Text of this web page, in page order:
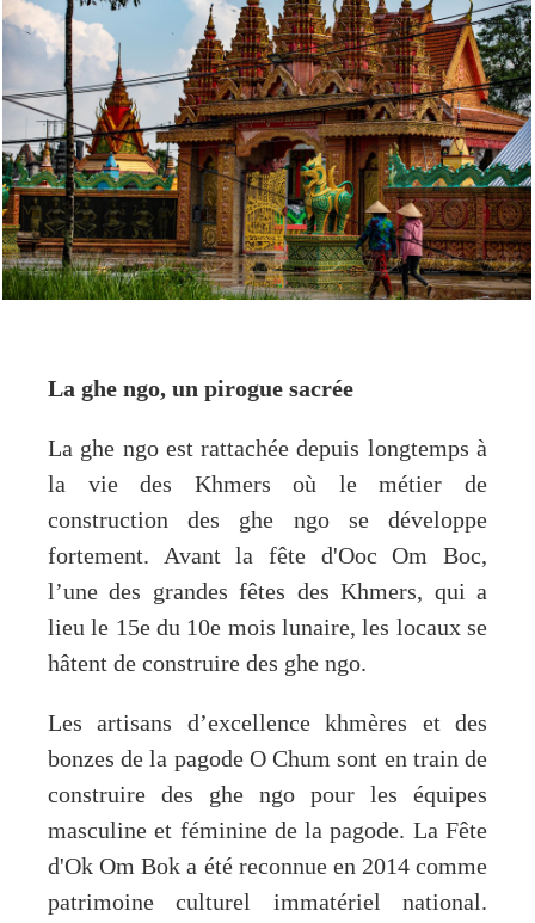
La ghe ngo, un pirogue sacrée
La ghe ngo est rattachée depuis longtemps à
la vie des Khmers où le métier de
construction des ghe ngo se développe
fortement. Avant la fête d'Ooc Om Boc,
l’une des grandes fêtes des Khmers, qui a
lieu le 15e du 10e mois lunaire, les locaux se
hâtent de construire des ghe ngo.
Les artisans d’excellence khmères et des
bonzes de la pagode O Chum sont en train de
construire des ghe ngo pour les équipes
masculine et féminine de la pagode. La Fête
d'Ok Om Bok a été reconnue en 2014 comme
patrimoine culturel immatériel national.